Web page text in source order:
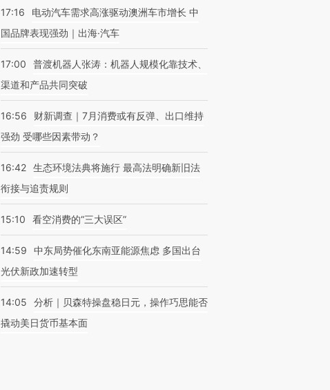
17:16
电动汽车需求高涨驱动澳洲车市增长 中
国品牌表现强劲｜出海·汽车
17:00
普渡机器人张涛：机器人规模化靠技术、
渠道和产品共同突破
16:56
财新调查｜7月消费或有反弹、出口维持
强劲 受哪些因素带动？
16:42 生态环境法典将施行 最高法明确新旧法
衔接与追责规则
15:10 看空消费的“三大误区”
14:59
中东局势催化东南亚能源焦虑 多国出台
光伏新政加速转型
14:05
分析｜贝森特操盘稳日元，操作巧思能否
撬动美日货币基本面